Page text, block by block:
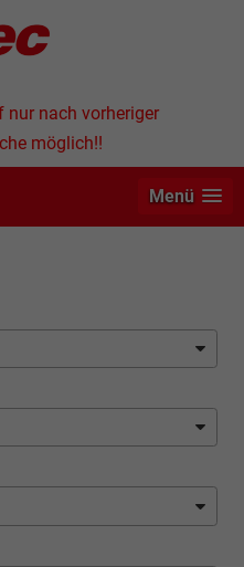
nur nach vorheriger
möglich!!
Menü